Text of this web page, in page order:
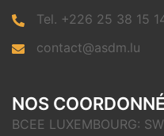
Tel. +226 25 38 15
contact@asdm.lu
NOS
BCEE LUXEMBOURG: